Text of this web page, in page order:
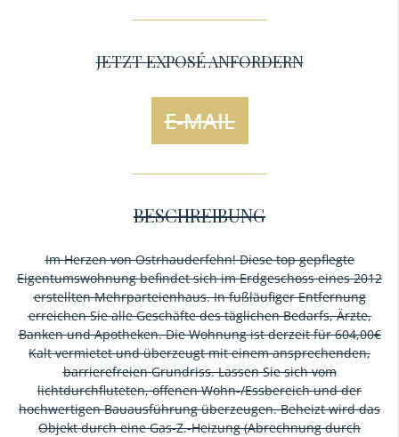
JETZT EXPOSÉ ANFORDERN
E-MAIL
BESCHREIBUNG
Im Herzen von Ostrhauderfehn! Diese top gepflegte
Eigentumswohnung befindet sich im Erdgeschoss eines 2012
erstellten Mehrparteienhaus. In fußläufiger Entfernung
erreichen Sie alle Geschäfte des täglichen Bedarfs, Ärzte,
Banken und Apotheken. Die Wohnung ist derzeit für 604,00€
Kalt vermietet und überzeugt mit einem ansprechenden,
barrierefreien Grundriss. Lassen Sie sich vom
lichtdurchfluteten, offenen Wohn-/Essbereich und der
hochwertigen Bauausführung überzeugen. Beheizt wird das
Objekt durch eine Gas-Z.-Heizung (Abrechnung durch